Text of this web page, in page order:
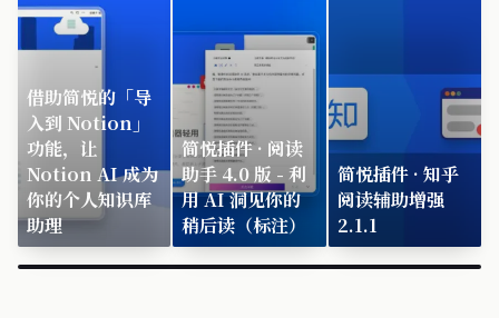
借助简悦的「导
入到 Notion」
功能，让
Notion AI 成为
你的个人知识库
助理
简悦插件 · 阅读
助手 4.0 版 - 利
用 AI 洞见你的
稍后读（标注）
简悦插件 · 知乎
阅读辅助增强
2.1.1